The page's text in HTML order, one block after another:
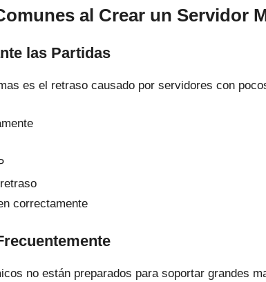
al Crear un Servidor
las Partidas
es el retraso causado por servidores con
correctamente
no están preparados para soportar grandes